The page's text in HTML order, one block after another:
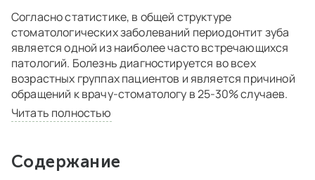
Согласно статистике, в общей структуре
стоматологических заболеваний периодонтит зуба
является одной из наиболее часто встречающихся
патологий. Болезнь диагностируется во всех
возрастных группах пациентов и является причиной
обращений к врачу-стоматологу в 25-30% случаев.
Читать полностью
Содержание